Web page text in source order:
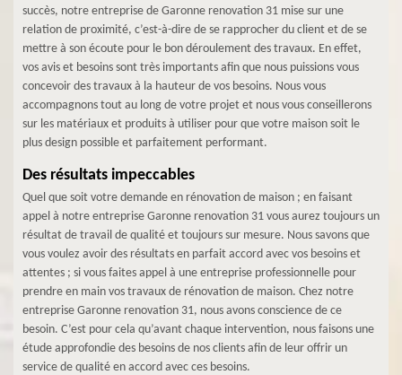
succès, notre entreprise de Garonne renovation 31 mise sur une
relation de proximité, c’est-à-dire de se rapprocher du client et de se
mettre à son écoute pour le bon déroulement des travaux. En effet,
vos avis et besoins sont très importants afin que nous puissions vous
concevoir des travaux à la hauteur de vos besoins. Nous vous
accompagnons tout au long de votre projet et nous vous conseillerons
sur les matériaux et produits à utiliser pour que votre maison soit le
plus design possible et parfaitement performant.
Des résultats impeccables
Quel que soit votre demande en rénovation de maison ; en faisant
appel à notre entreprise Garonne renovation 31 vous aurez toujours un
résultat de travail de qualité et toujours sur mesure. Nous savons que
vous voulez avoir des résultats en parfait accord avec vos besoins et
attentes ; si vous faites appel à une entreprise professionnelle pour
prendre en main vos travaux de rénovation de maison. Chez notre
entreprise Garonne renovation 31, nous avons conscience de ce
besoin. C’est pour cela qu’avant chaque intervention, nous faisons une
étude approfondie des besoins de nos clients afin de leur offrir un
service de qualité en accord avec ces besoins.